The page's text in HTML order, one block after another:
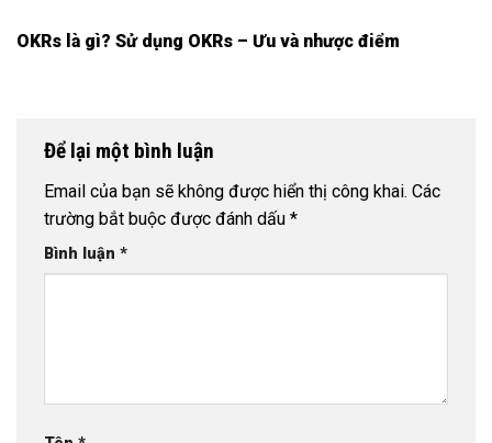
OKRs là gì? Sử dụng OKRs – Ưu và nhược điểm
Để lại một bình luận
Email của bạn sẽ không được hiển thị công khai. Các
trường bắt buộc được đánh dấu *
Bình luận *